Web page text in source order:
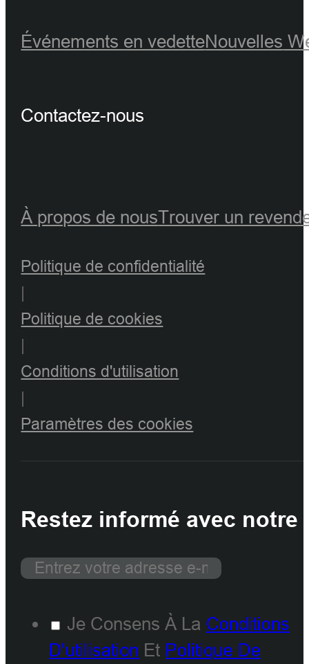
Événements en vedetteNouvelles
Contactez-nous
À propos de nousTrouver un
Politique de confidentialité
Politique de cookies
Conditions d'utilisation
Paramètres des cookies
Restez informé avec notre
Je Consens À La Conditions
D'utilisation Et Politique De